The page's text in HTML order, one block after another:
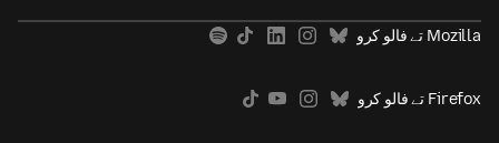
Mozilla تے فالو کرو
Firefox تے فالو کرو